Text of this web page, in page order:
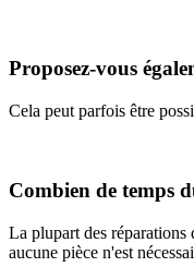
Proposez-vous
Cela peut parfois être
Combien de temps
La plupart des réparations
aucune pièce n'est